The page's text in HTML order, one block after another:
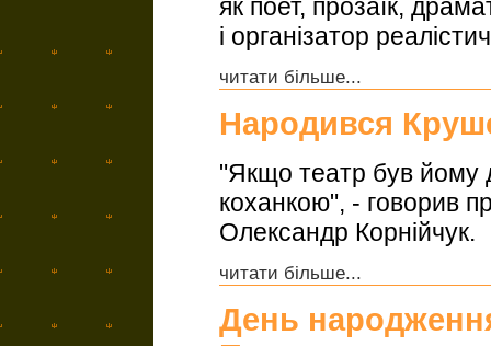
як поет, прозаїк,
і організатор
читати більше...
Народився
"Якщо театр був йому
коханкою", - говорив
Олександр Корнійчук.
читати більше...
День